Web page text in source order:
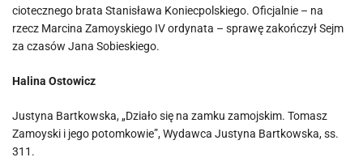
ciotecznego brata Stanisława Koniecpolskiego. Oficjalnie – na
rzecz Marcina Zamoyskiego IV ordynata – sprawę zakończył Sejm
za czasów Jana Sobieskiego.
Halina Ostowicz
Justyna Bartkowska, „Działo się na zamku zamojskim. Tomasz
Zamoyski i jego potomkowie”, Wydawca Justyna Bartkowska, ss.
311.